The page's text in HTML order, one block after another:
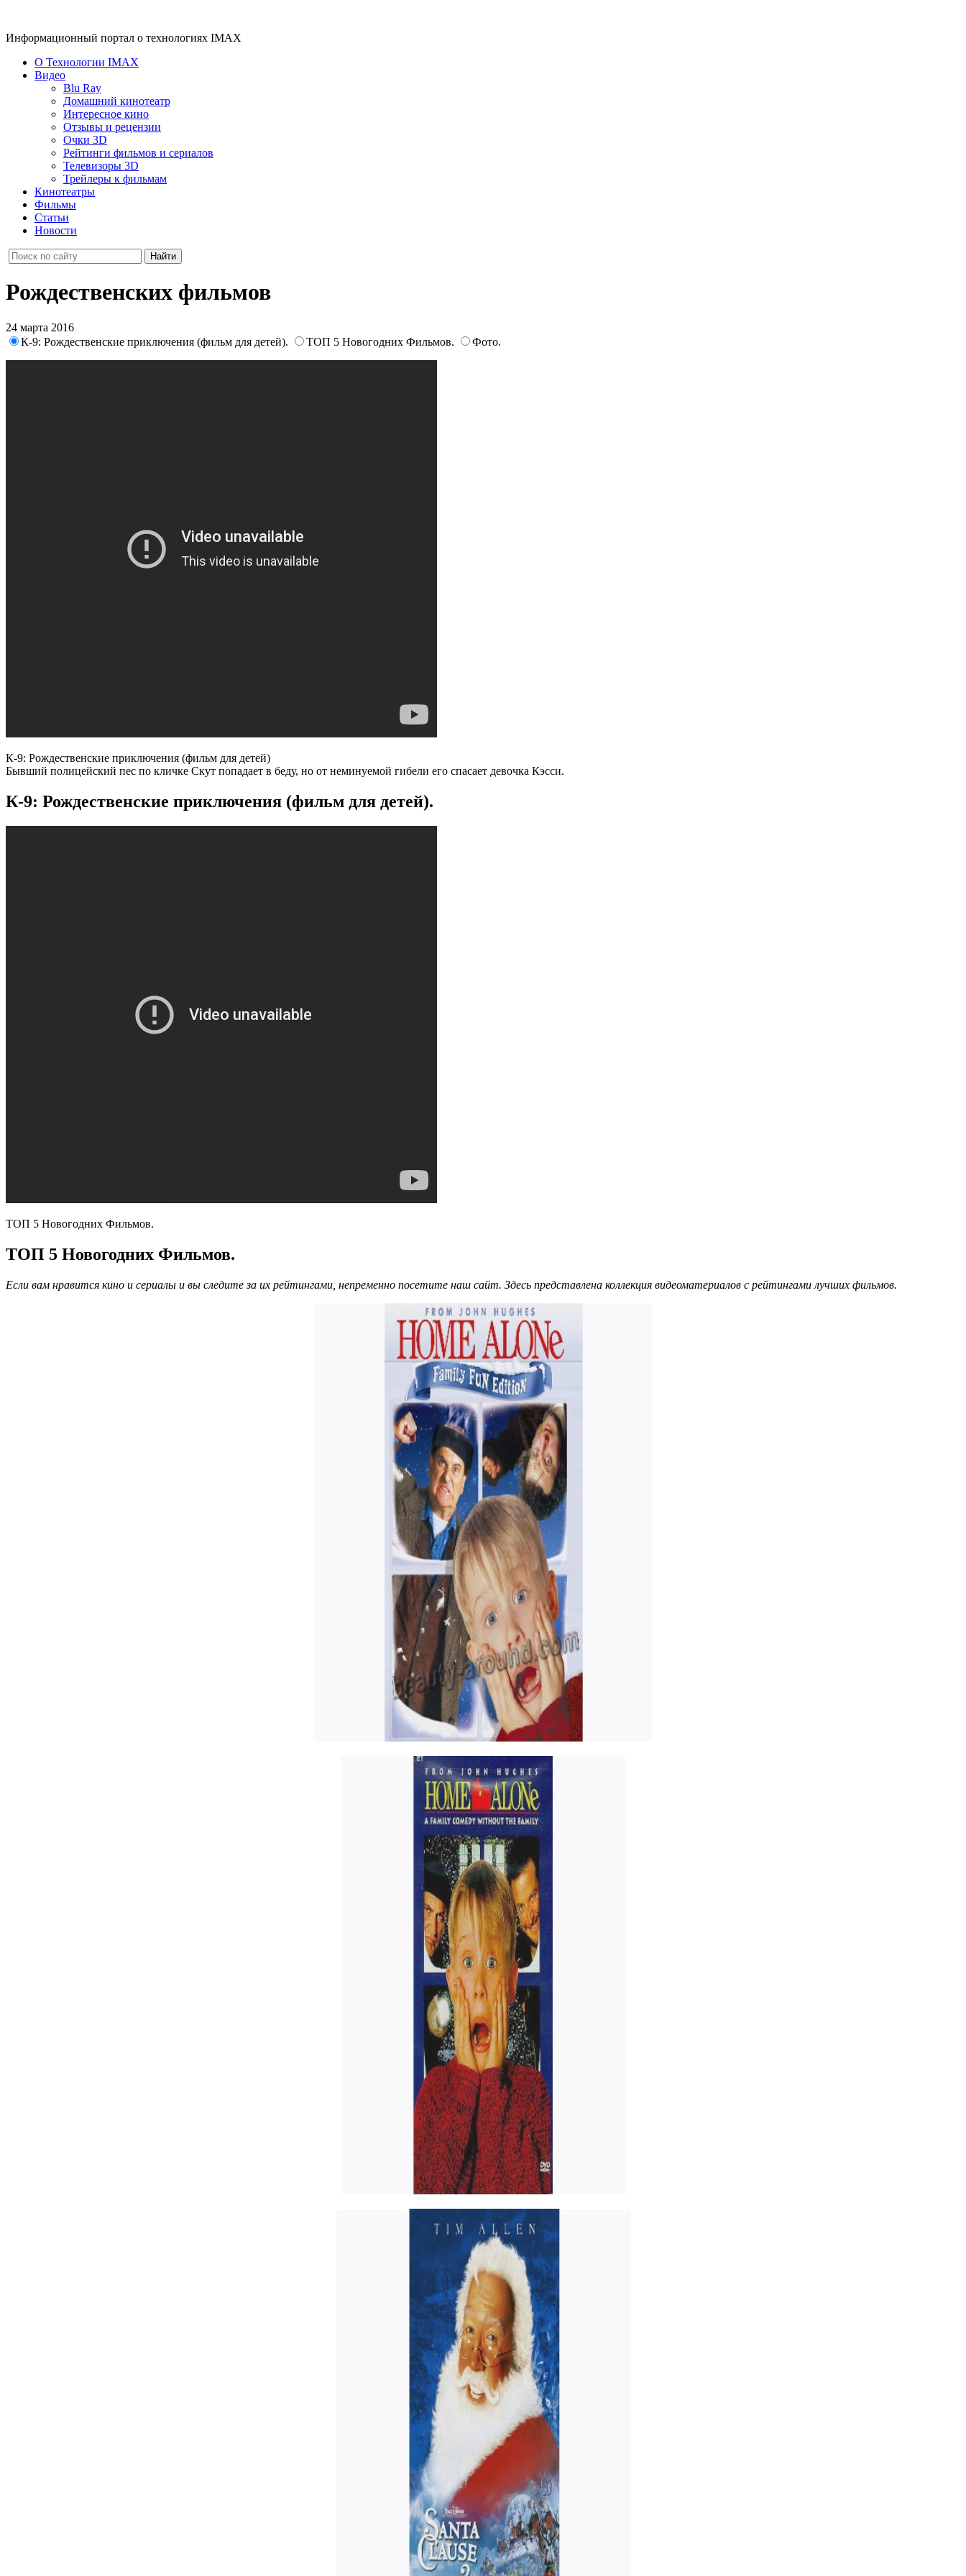
Информационный портал о технологиях IMAX
О Технологии IMAX
Видео
Blu Ray
Домашний кинотеатр
Интересное кино
Отзывы и рецензии
Очки 3D
Рейтинги фильмов и сериалов
Телевизоры 3D
Трейлеры к фильмам
Кинотеатры
Фильмы
Статьи
Новости
Рождественских фильмов
24 марта 2016
К-9: Рождественские приключения (фильм для детей).
ТОП 5 Новогодних Фильмов. Фото.
К-9: Рождественские приключения (фильм для детей)
Бывший полицейский пес по кличке Скут попадает в беду, но от неминуемой гибели его спасает девочка Кэсси.
К-9: Рождественские приключения (фильм для детей).
ТОП 5 Новогодних Фильмов.
ТОП 5 Новогодних Фильмов.
Если вам нравится кино и сериалы и вы следите за их рейтингами, непременно посетите наш сайт. Здесь представлена коллекция видеоматериалов с рейтингами лучших фильмов.